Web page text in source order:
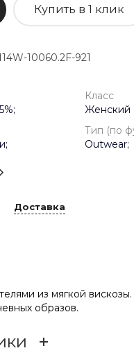
Купить в 1 клик
10060.2F-921
Класс
Женский
Тип (по
Outwear;
Доставка
из мягкой
образов.